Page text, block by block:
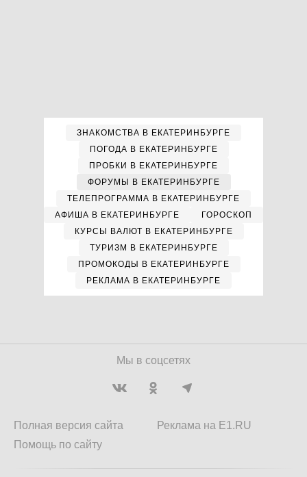
ЗНАКОМСТВА В ЕКАТЕРИНБУРГЕ
ПОГОДА В ЕКАТЕРИНБУРГЕ
ПРОБКИ В ЕКАТЕРИНБУРГЕ
ФОРУМЫ В ЕКАТЕРИНБУРГЕ
ТЕЛЕПРОГРАММА В ЕКАТЕРИНБУРГЕ
АФИША В ЕКАТЕРИНБУРГЕ
ГОРОСКОП
КУРСЫ ВАЛЮТ В ЕКАТЕРИНБУРГЕ
ТУРИЗМ В ЕКАТЕРИНБУРГЕ
ПРОМОКОДЫ В ЕКАТЕРИНБУРГЕ
РЕКЛАМА В ЕКАТЕРИНБУРГЕ
Мы в соцсетях
Полная версия сайта
Помощь по сайту
Реклама на E1.RU